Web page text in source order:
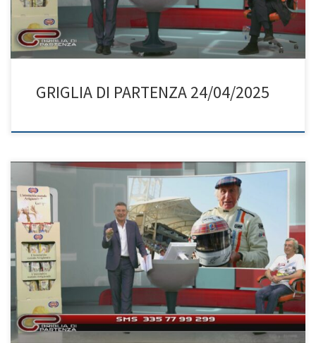
GRIGLIA DI PARTENZA 24/04/2025